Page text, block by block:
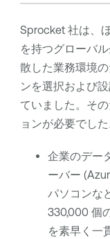
Sprocket 社は、
を持つグローバ
散した業務環境
ンを選択および
ていました。そ
ョンが必要でした
企業のデー
ーバー
パソコンな
330,000 個
を素早く一